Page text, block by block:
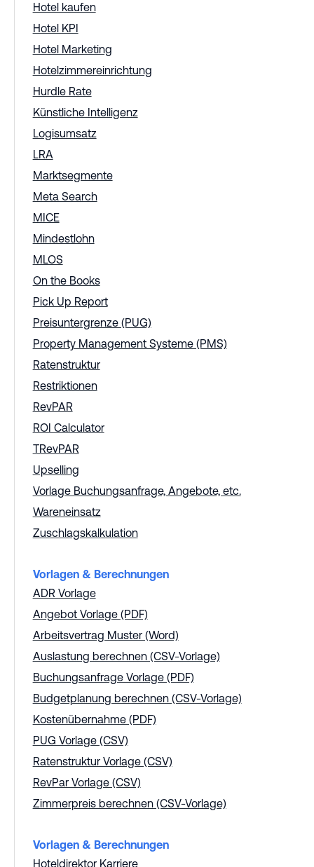
Hotel kaufen
Hotel KPI
Hotel Marketing
Hotelzimmereinrichtung
Hurdle Rate
Künstliche Intelligenz
Logisumsatz
LRA
Marktsegmente
Meta Search
MICE
Mindestlohn
MLOS
On the Books
Pick Up Report
Preisuntergrenze (PUG)
Property Management Systeme (PMS)
Ratenstruktur
Restriktionen
RevPAR
ROI Calculator
TRevPAR
Upselling
Vorlage Buchungsanfrage, Angebote, etc.
Wareneinsatz
Zuschlagskalkulation
Vorlagen & Berechnungen
ADR Vorlage
Angebot Vorlage (PDF)
Arbeitsvertrag Muster (Word)
Auslastung berechnen (CSV-Vorlage)
Buchungsanfrage Vorlage (PDF)
Budgetplanung berechnen (CSV-Vorlage)
Kostenübernahme (PDF)
PUG Vorlage (CSV)
Ratenstruktur Vorlage (CSV)
RevPar Vorlage (CSV)
Zimmerpreis berechnen (CSV-Vorlage)
Vorlagen & Berechnungen
Hoteldirektor Karriere